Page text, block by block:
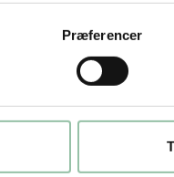
Præferencer
lidt af gangen, til du
i vandbad ved
bagt i midten og
med lidt syltede asier